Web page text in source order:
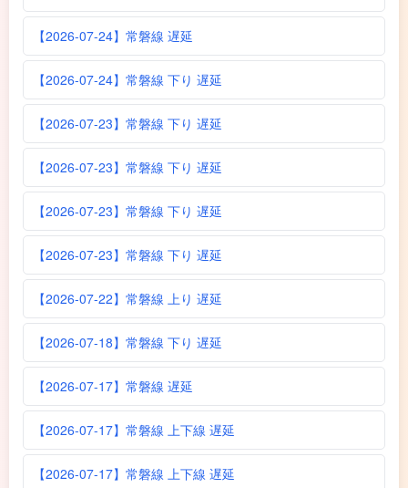
【2026-07-24】常磐線 遅延
【2026-07-24】常磐線 下り 遅延
【2026-07-23】常磐線 下り 遅延
【2026-07-23】常磐線 下り 遅延
【2026-07-23】常磐線 下り 遅延
【2026-07-23】常磐線 下り 遅延
【2026-07-22】常磐線 上り 遅延
【2026-07-18】常磐線 下り 遅延
【2026-07-17】常磐線 遅延
【2026-07-17】常磐線 上下線 遅延
【2026-07-17】常磐線 上下線 遅延